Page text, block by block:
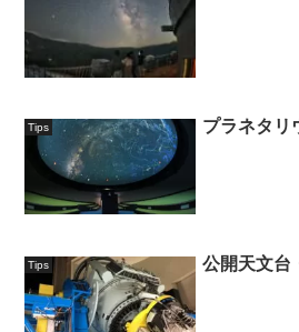
Tips プラネタリ
Tips 公開天文台